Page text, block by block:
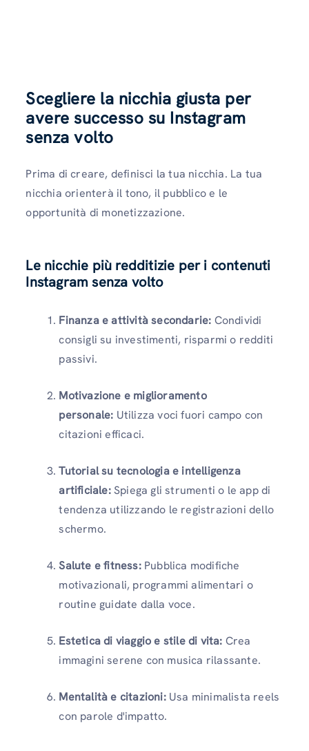
Scegliere la nicchia giusta per
avere successo su Instagram
senza volto
Prima di creare, definisci la tua nicchia. La tua
nicchia orienterà il tono, il pubblico e le
opportunità di monetizzazione.
Le nicchie più redditizie per i contenuti
Instagram senza volto
Finanza e attività secondarie: Condividi
consigli su investimenti, risparmi o redditi
passivi.
Motivazione e miglioramento
personale: Utilizza voci fuori campo con
citazioni efficaci.
Tutorial su tecnologia e intelligenza
artificiale:Spiega gli strumenti o le app di
tendenza utilizzando le registrazioni dello
schermo.
Salute e fitness:Pubblica modifiche
motivazionali, programmi alimentari o
routine guidate dalla voce.
Estetica di viaggio e stile di vita: Crea
immagini serene con musica rilassante.
Mentalità e citazioni:Usa minimalista reels
con parole d'impatto.